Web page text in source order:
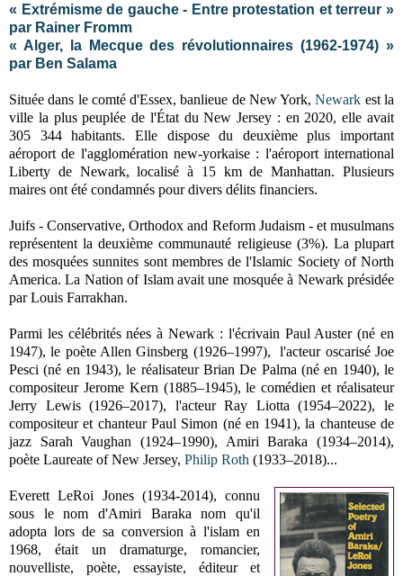
« Extrémisme de gauche - Entre protestation et terreur »
par Rainer Fromm
« Alger, la Mecque des révolutionnaires (1962-1974) »
par Ben Salama
Située dans le comté d'Essex, banlieue de New York,Newark est la
ville la plus peuplée de l'État du New Jersey : en 2020, elle avait
305 344 habitants. Elle dispose du deuxième plus important
aéroport de l'agglomération new-yorkaise : l'aéroport international
Liberty de Newark, localisé à 15 km de Manhattan. Plusieurs
maires ont été condamnés pour divers délits financiers.
Juifs - Conservative, Orthodox and Reform Judaism - et musulmans
représentent la deuxième communauté religieuse (3%). La plupart
des mosquées sunnites sont membres de l'Islamic Society of North
America. La Nation of Islam avait une mosquée à Newark présidée
par Louis Farrakhan.
Parmi les célébrités nées à Newark : l'écrivain Paul Auster (né en
1947), le poète Allen Ginsberg (1926–1997), l'acteur oscarisé Joe
Pesci (né en 1943), le réalisateur Brian De Palma (né en 1940), le
compositeur Jerome Kern (1885–1945), le comédien et réalisateur
Jerry Lewis (1926–2017), l'acteur Ray Liotta (1954–2022), le
compositeur et chanteur Paul Simon (né en 1941), la chanteuse de
jazz Sarah Vaughan (1924–1990), Amiri Baraka (1934–2014),
poète Laureate of New Jersey, Philip Roth (1933–2018)...
Everett LeRoi Jones (1934-2014), connu
sous le nom d'Amiri Baraka nom qu'il
adopta lors de sa conversion à l'islam en
1968, était un dramaturge, romancier,
nouvelliste, poète, essayiste, éditeur et